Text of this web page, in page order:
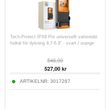
Tech-Protect IPX8 Pro universellt vattentätt
fodral för dykning 4.7-6.9" - svart / orange
546,00
527,00kr
ARTIKELNR: 3017287